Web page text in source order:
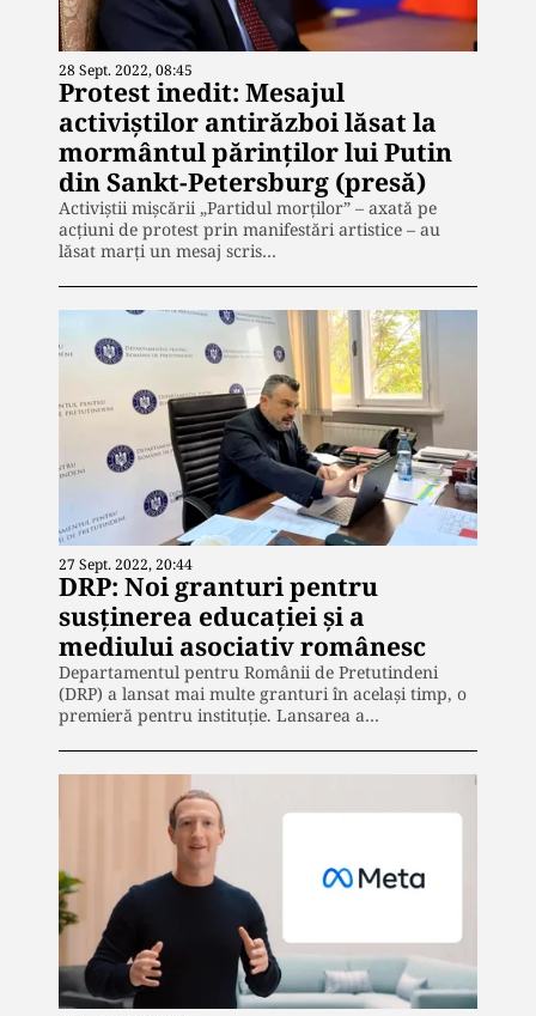
28 Sept. 2022, 08:45
Protest inedit: Mesajul
activiștilor antirăzboi lăsat la
mormântul părinților lui Putin
din Sankt-Petersburg (presă)
Activiştii mişcării „Partidul morţilor” – axată pe
acţiuni de protest prin manifestări artistice – au
lăsat marţi un mesaj scris…
27 Sept. 2022, 20:44
DRP: Noi granturi pentru
susținerea educației și a
mediului asociativ românesc
Departamentul pentru Românii de Pretutindeni
(DRP) a lansat mai multe granturi în același timp, o
premieră pentru instituție. Lansarea a…